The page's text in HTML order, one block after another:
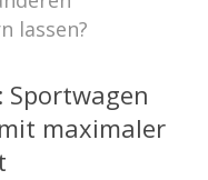
lassen?
Sportwagen
maximaler